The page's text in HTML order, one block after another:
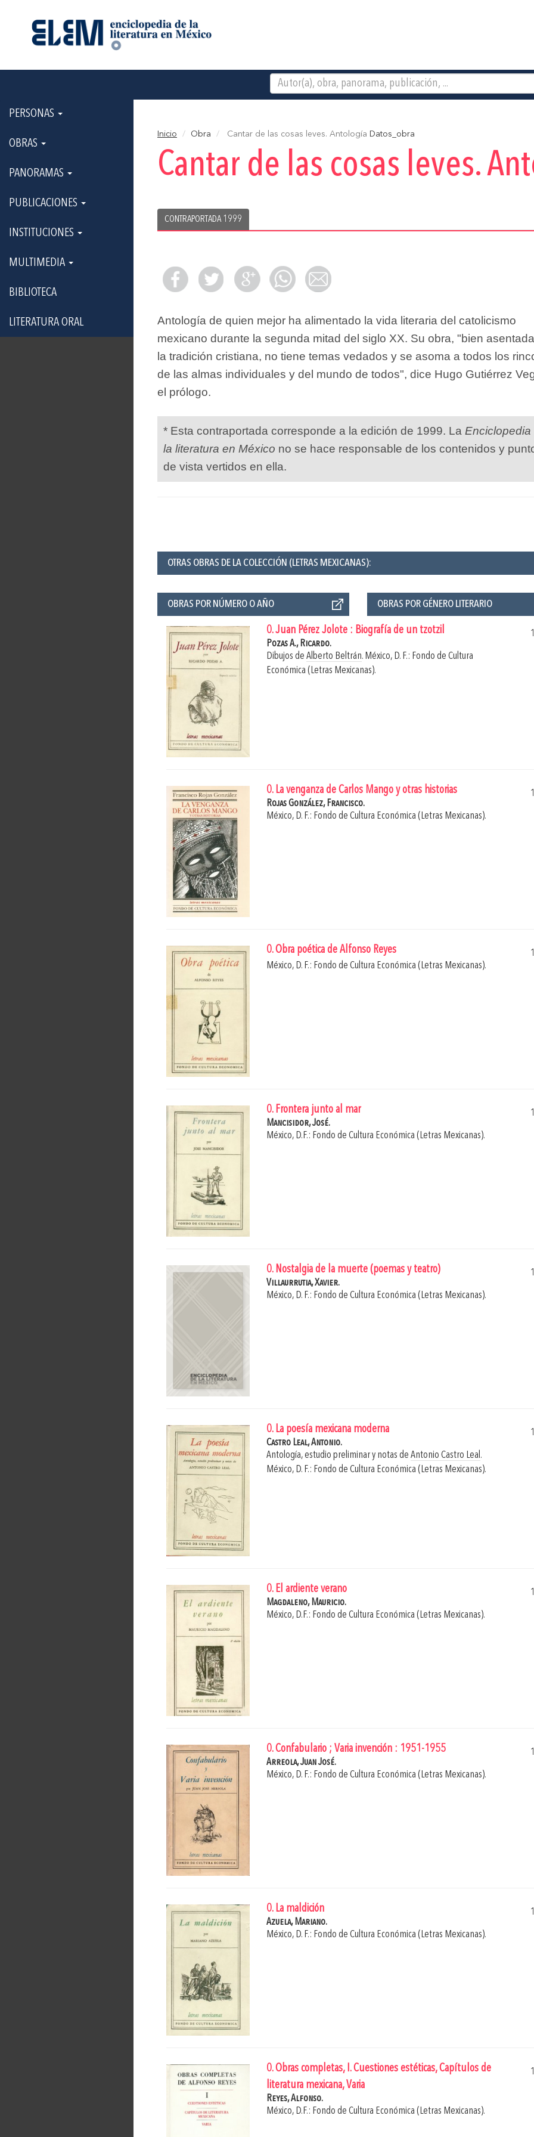
PERSONAS
OBRAS
PANORAMAS
PUBLICACIONES
INSTITUCIONES
MULTIMEDIA
BIBLIOTECA
LITERATURA ORAL
Inicio Obra Cantar de las cosas leves. Antología Datos_obra
Cantar de las cosas leves.
CONTRAPORTADA 1999
Antología de quien mejor ha alimentado la vida literaria del catolicismo
mexicano durante la segunda mitad del siglo XX. Su obra, "bien
la tradición cristiana, no tiene temas vedados y se asoma a todos los
de las almas individuales y del mundo de todos", dice Hugo Gutiérrez
el prólogo.
* Esta contraportada corresponde a la edición de 1999. La Enciclopedia
la literatura en México no se hace responsable de los contenidos y
de vista vertidos en ella.
OTRAS OBRAS DE LA COLECCIÓN (LETRAS MEXICANAS):
OBRAS POR NÚMERO O AÑO OBRAS POR GÉNERO LITERARIO
0. Juan Pérez Jolote : Biografía de un tzotzil
Pozas A., Ricardo.
Dibujos deAlberto Beltrán. México, D. F.: Fondo de Cultura
Económica (Letras Mexicanas).
0. La venganza de Carlos Mango y otras historias
Rojas González, Francisco.
México, D. F.: Fondo de Cultura Económica (Letras Mexicanas).
0. Obra poética de Alfonso Reyes
México, D. F.: Fondo de Cultura Económica (Letras Mexicanas).
0. Frontera junto al mar
Mancisidor, José.
México, D.F.: Fondo de Cultura Económica (Letras Mexicanas).
0. Nostalgia de la muerte (poemas y teatro)
Villaurrutia, Xavier.
México, D. F.: Fondo de Cultura Económica (Letras Mexicanas).
0. La poesía mexicana moderna
Castro Leal, Antonio.
Antología, estudio preliminar y notas deAntonio Castro Leal .
México, D. F.: Fondo de Cultura Económica (Letras Mexicanas).
0. El ardiente verano
Magdaleno, Mauricio.
México, D.F.: Fondo de Cultura Económica (Letras Mexicanas).
0. Confabulario ; Varia invención : 1951-1955
Arreola, Juan José.
México, D. F.: Fondo de Cultura Económica (Letras Mexicanas).
0. La maldición
Azuela, Mariano.
México, D. F.: Fondo de Cultura Económica (Letras Mexicanas).
0. Obras completas, I. Cuestiones estéticas, Capítulos de
literatura mexicana, Varia
Reyes, Alfonso.
México, D.F.: Fondo de Cultura Económica (Letras Mexicanas).